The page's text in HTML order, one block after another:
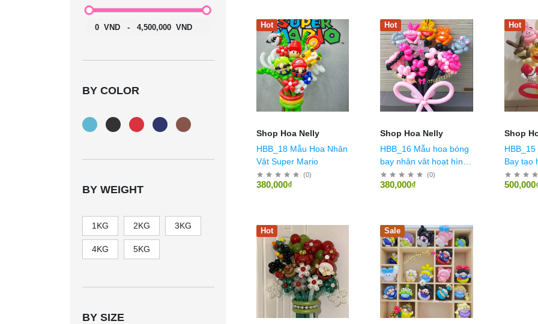
0 VND - 4,500,000 VND
BY COLOR
BY WEIGHT
1KG 2KG 3KG
4KG 5KG
BY SIZE
Hot
Shop Hoa Nelly
HBB_18 Mẫu Hoa Nhân
Vật Super Mario
(0)
380,000₫
Hot
Shop Hoa Nelly
HBB_16 Mẫu hoa bóng
bay nhân vât hoạt hình
Pooh
(0)
380,000₫
Hot
Shop
Bay tạo
pooh
Hot Sale